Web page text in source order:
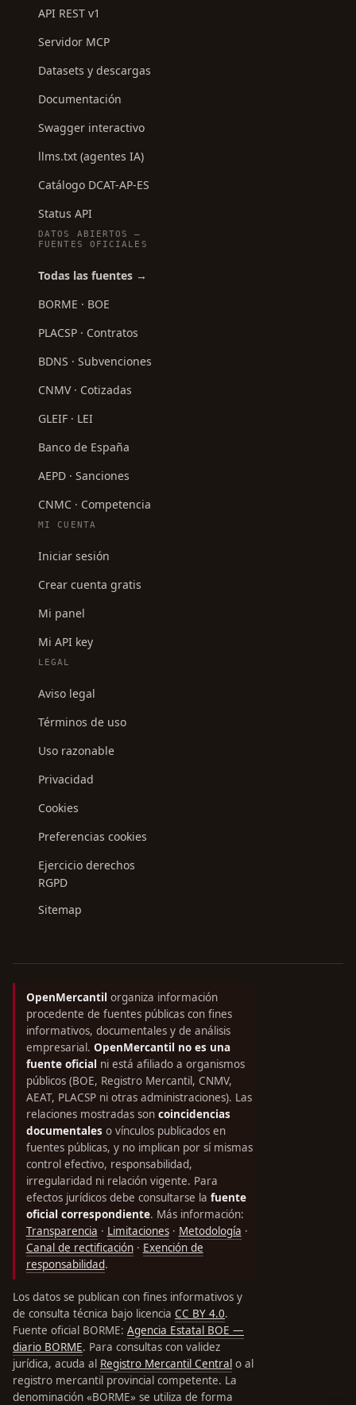
API REST v1
Servidor MCP
Datasets y descargas
Documentación
Swagger interactivo
llms.txt (agentes IA)
Catálogo DCAT-AP-ES
Status API
DATOS ABIERTOS —
FUENTES OFICIALES
Todas las fuentes →
BORME · BOE
PLACSP · Contratos
BDNS · Subvenciones
CNMV · Cotizadas
GLEIF · LEI
Banco de España
AEPD · Sanciones
CNMC · Competencia
MI CUENTA
Iniciar sesión
Crear cuenta gratis
Mi panel
Mi API key
LEGAL
Aviso legal
Términos de uso
Uso razonable
Privacidad
Cookies
Preferencias cookies
Ejercicio derechos
RGPD
Sitemap
OpenMercantil organiza información
procedente de fuentes públicas con fines
informativos, documentales y de análisis
empresarial. OpenMercantil no es una
fuente oficial ni está afiliado a organismos
públicos (BOE, Registro Mercantil, CNMV,
AEAT, PLACSP ni otras administraciones). Las
relaciones mostradas son coincidencias
documentaleso vínculos publicados en
fuentes públicas, y no implican por sí mismas
control efectivo, responsabilidad,
irregularidad ni relación vigente. Para
efectos jurídicos debe consultarse la fuente
oficial correspondiente. Más información:
Transparencia · Limitaciones· Metodología ·
Canal de rectificación· Exención de
responsabilidad.
Los datos se publican con fines informativos y
de consulta técnica bajo licencia CC BY 4.0.
Fuente oficial BORME: Agencia Estatal BOE —
diario BORME. Para consultas con validez
jurídica, acuda al Registro Mercantil Central o al
registro mercantil provincial competente. La
denominación «BORME» se utiliza de forma